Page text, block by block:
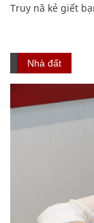
Truy nã kẻ giết
Nhà đất